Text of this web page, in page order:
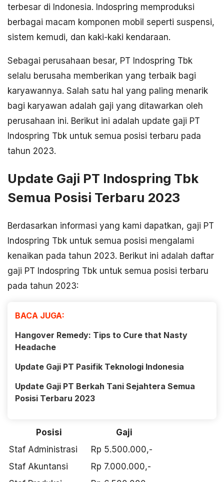
terbesar di Indonesia. Indospring memproduksi
berbagai macam komponen mobil seperti suspensi,
sistem kemudi, dan kaki-kaki kendaraan.
Sebagai perusahaan besar, PT Indospring Tbk
selalu berusaha memberikan yang terbaik bagi
karyawannya. Salah satu hal yang paling menarik
bagi karyawan adalah gaji yang ditawarkan oleh
perusahaan ini. Berikut ini adalah update gaji PT
Indospring Tbk untuk semua posisi terbaru pada
tahun 2023.
Update Gaji PT Indospring Tbk
Semua Posisi Terbaru 2023
Berdasarkan informasi yang kami dapatkan, gaji PT
Indospring Tbk untuk semua posisi mengalami
kenaikan pada tahun 2023. Berikut ini adalah daftar
gaji PT Indospring Tbk untuk semua posisi terbaru
pada tahun 2023:
BACA JUGA:
Hangover Remedy: Tips to Cure that Nasty
Headache
Update Gaji PT Pasifik Teknologi Indonesia
Update Gaji PT Berkah Tani Sejahtera Semua
Posisi Terbaru 2023
Posisi
Gaji
Staf Administrasi
Rp 5.500.000,-
Staf Akuntansi
Rp 7.000.000,-